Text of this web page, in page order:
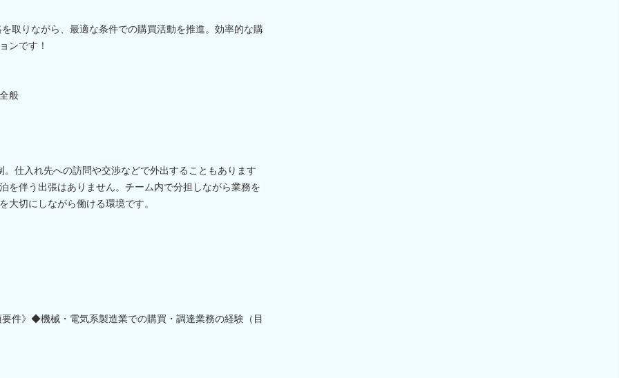
取りながら、最適な条件での購買活動を推進。効率的な購
ンです！
般
仕入れ先への訪問や交渉などで外出することもあります
を伴う出張はありません。チーム内で分担しながら業務を
大切にしながら働ける環境です。
件》◆機械・電気系製造業での購買・調達業務の経験（目